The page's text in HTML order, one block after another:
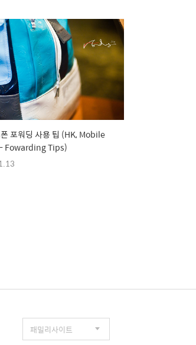
포워딩 사용 팁 (HK, Mobile
Fowarding Tips)